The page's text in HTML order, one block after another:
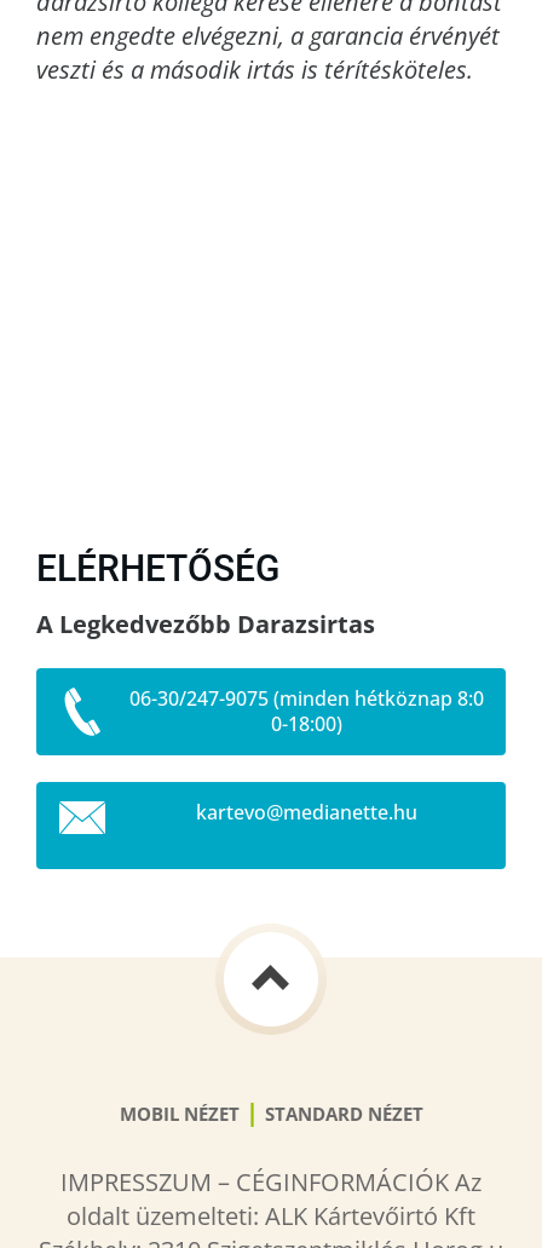
nem engedte elvégezni, a garancia érvényét
veszti és a második irtás is térítésköteles.
ELÉRHETŐSÉG
A Legkedvezőbb Darazsirtas
06-30/247-9075 (minden hétköznap 8:0
0-18:00)
kartevo@medianette.hu
MOBIL NÉZET | STANDARD NÉZET
IMPRESSZUM – CÉGINFORMÁCIÓK Az
oldalt üzemelteti: ALK Kártevőirtó Kft